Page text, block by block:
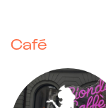
Café